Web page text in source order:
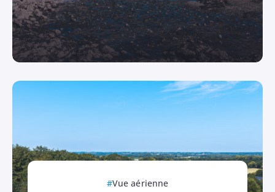
Vue aérienne